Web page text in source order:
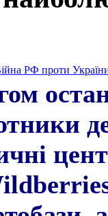
РФ проти